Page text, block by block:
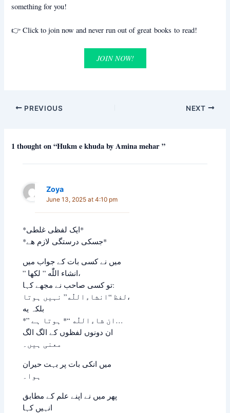
something for you!
👉 Click to join now and never run out of great books to read!
JOIN NOW!
PREVIOUS NEXT
1 thought on “Hukm e khuda by Amina mehar ”
Zoya
June 13, 2025 at 4:10 pm
*ایک لفظی غلطی*
*جسکی درستگی لازم هے*
ﻣﯿﮟ ﻧﮯ ﮐﺴﯽ ﺑﺎﺕ ﮐﮯ ﺟﻮﺍﺏ ﻣﯿﮟ
” ﺍﻧﺸﺎﺀ اللّٰه ” ﻟﮑﮭﺎ،
ﺗﻮ کسی ﺻﺎﺣﺐ ﻧﮯ ﻣﺠﮭﮯ ﮐﮩﺎ:
ﻟﻔﻆ “ﺍﻧﺸﺎﺀاللّٰه” ﻧﮩﯿﮟ ﮨﻮﺗﺎ،
ﺑﻠﮑﮧ یه
*” ﺍﻥ ﺷﺎﺀاللّٰه “* ﮨﻮﺗﺎ ﮨﮯ…
ﺍﻥ ﺩﻭﻧﻮﮞ ﻟﻔﻈﻮﮞ ﮐﮯ ﺍﻟﮓ الگ
ﻣﻌﻨﯽ ﮨﯿﮟ۔
ﻣﯿﮟ ﺍﻧﮑﯽ ﺑﺎﺕ ﭘﺮ ﺑﮩﺖ ﺣﯿﺮﺍﻥ
ہوا۔
ﭘﮭﺮ ﻣﯿﮟ ﻧﮯ ﺍﭘﻨﮯ ﻋﻠﻢ ﮐﮯ ﻣﻄﺎﺑﻖ
ﺍﻧﮩﯿﮟ ﮐﮩﺎ